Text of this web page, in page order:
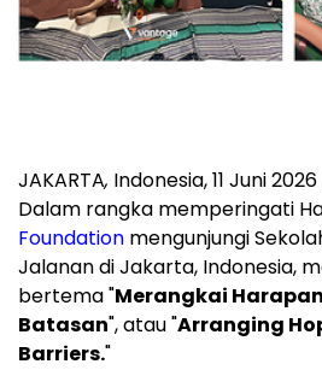
JAKARTA, Indonesia, 11 Juni
Dalam rangka memperingati
Foundation mengunjungi
Jalanan di Jakarta, Indonesia,
bertema "Merangkai
Batasan", atau "Arranging
Barriers."